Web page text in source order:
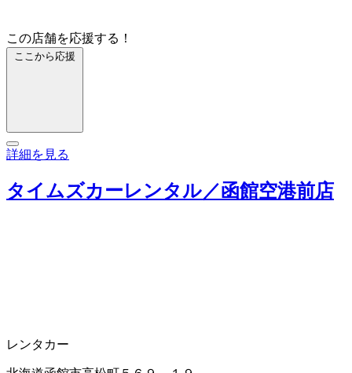
この店舗を応援する！
ここから応援
詳細を見る
タイムズカーレンタル／函館空港前店
レンタカー